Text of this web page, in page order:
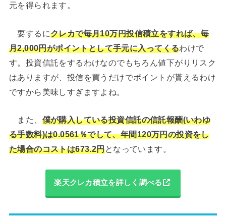
元を得られます。
要するにクレカで毎月10万円投信積立をすれば、毎
月2,000円がポイントとして手元に入ってくるわけで
す。投資信託をするわけなのでもちろん値下がりリスク
はありますが、投信を買うだけでポイントが貰えるわけ
ですから美味しすぎますよね。
また、 僕が購入している投資信託の信託報酬(いわゆ
る手数料)は0.0561％でして、年間120万円の投資をし
た場合のコストは673.2円となっています。
楽天クレカ積立を詳しく調べる